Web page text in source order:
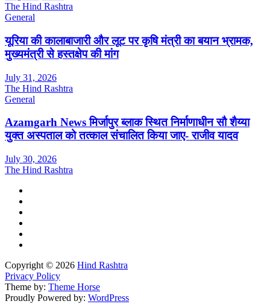
The Hind Rashtra
General
यूरिया की कालाबाजारी और लूट पर कृषि मंत्री का बयान भ्रामक,
मुख्यमंत्री से हस्तक्षेप की मांग
July 31, 2026
The Hind Rashtra
General
Azamgarh News मिर्जापुर ब्लाक स्थित निर्माणाधीन सौ शैय्या
युक्त अस्पताल को तत्काल संचालित किया जाए- राजीव यादव
July 30, 2026
The Hind Rashtra
Copyright © 2026 Hind Rashtra
Privacy Policy
Theme by: Theme Horse
Proudly Powered by: WordPress